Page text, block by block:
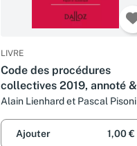
LIVRE
Code des procédures
collectives 2019, annoté &
commenté - 17e ed.
Alain Lienhard et Pascal Pisoni
Ajouter 1,00 €